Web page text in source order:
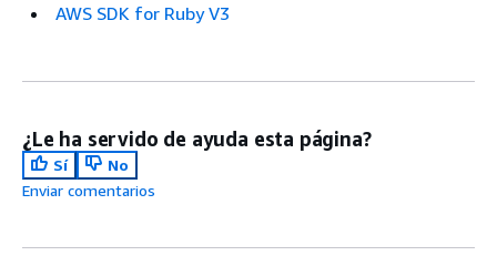
AWS SDK for Ruby V3
¿Le ha servido de ayuda esta página?
Sí
No
Enviar comentarios